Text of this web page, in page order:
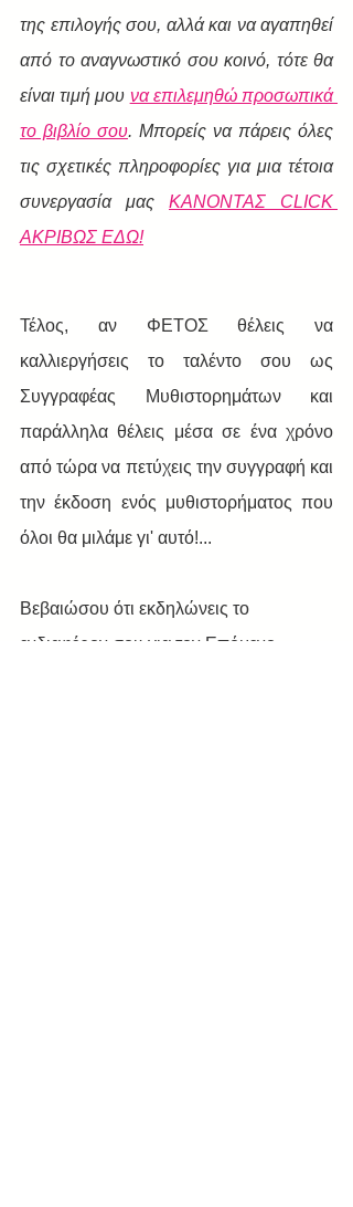
της επιλογής σου, αλλά και να αγαπηθεί
από το αναγνωστικό σου κοινό, τότε θα
είναι τιμή μου να επιλεμηθώ προσωπικά
το βιβλίο σου. Μπορείς να πάρεις όλες
τις σχετικές πληροφορίες για μια τέτοια
συνεργασία μας ΚΑΝΟΝΤΑΣ CLICK
ΑΚΡΙΒΩΣ ΕΔΩ!
Τέλος, αν ΦΕΤΟΣ θέλεις να
καλλιεργήσεις το ταλέντο σου ως
Συγγραφέας Μυθιστορημάτων και
παράλληλα θέλεις μέσα σε ένα χρόνο
από τώρα να πετύχεις την συγγραφή και
την έκδοση ενός μυθιστορήματος που
όλοι θα μιλάμε γι' αυτό!...
Βεβαιώσου ότι εκδηλώνεις το
ενδιαφέρον σου για τον Επόμενο